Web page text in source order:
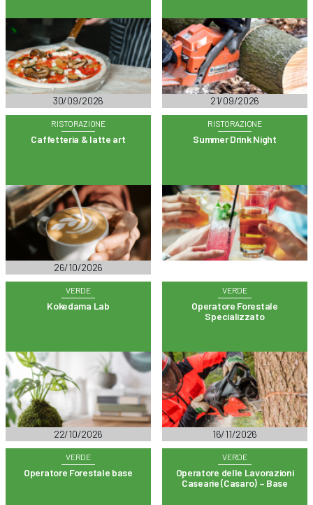
30/09/2026 21/09/2026
RISTORAZIONE
Caffetteria & latte art
26/10/2026
RISTORAZIONE
Summer Drink Night
VERDE
Kokedama Lab
22/10/2026
VERDE
Operatore Forestale
Specializzato
16/11/2026
VERDE
Operatore Forestale base
VERDE
Operatore delle Lavorazioni
Casearie (Casaro) – Base